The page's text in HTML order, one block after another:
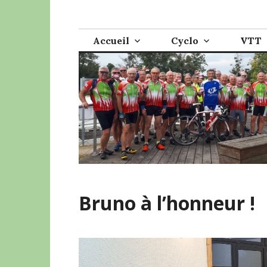
contenu
principal
Cyclo VTT
Accueil Cyclo VTT
Bruno à l’honneur !